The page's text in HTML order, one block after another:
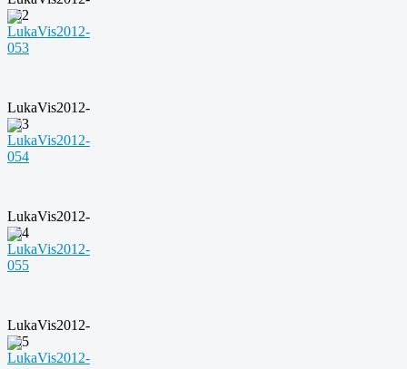
052
LukaVis2012-
053
LukaVis2012-
054
LukaVis2012-
055